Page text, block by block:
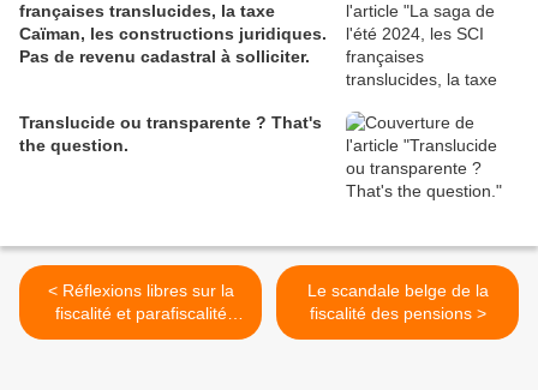
françaises translucides, la taxe
Caïman, les constructions juridiques.
Pas de revenu cadastral à solliciter.
Translucide ou transparente ? That's
the question.
< Réflexions libres sur la
fiscalité et parafiscalité
belge des contribuables
Le scandale belge de la
fiscalité des pensions >